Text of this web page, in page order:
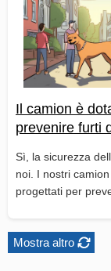
Il camion è
prevenire furti
Sì, la sicurezza
noi. I nostri
progettati per
Mostra altro